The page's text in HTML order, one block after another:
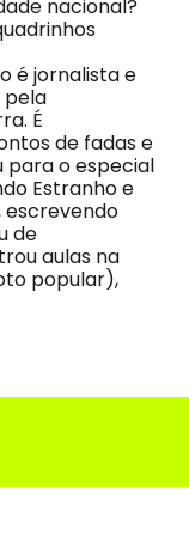
nacional?
é jornalista e
pela
É
de fadas e
para o especial
Estranho e
escrevendo
de
aulas na
popular),